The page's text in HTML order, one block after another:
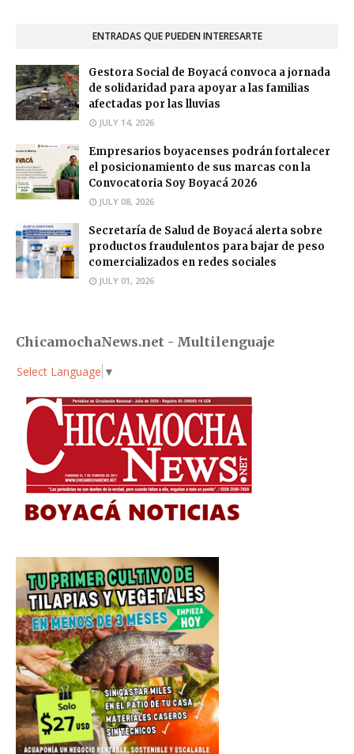
ENTRADAS QUE PUEDEN INTERESARTE
Gestora Social de Boyacá convoca a jornada
de solidaridad para apoyar a las familias
afectadas por las lluvias
JULY 14, 2026
Empresarios boyacenses podrán fortalecer
el posicionamiento de sus marcas con la
Convocatoria Soy Boyacá 2026
JULY 08, 2026
Secretaría de Salud de Boyacá alerta sobre
productos fraudulentos para bajar de peso
comercializados en redes sociales
JULY 01, 2026
ChicamochaNews.net - Multilenguaje
Select Language ▼